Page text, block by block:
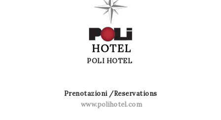
POLI HOTEL
Prenotazioni /Reservations
www.polihotel.com